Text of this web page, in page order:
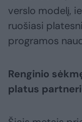
verslo modelį,
ruošiasi
programos
Renginio
platus